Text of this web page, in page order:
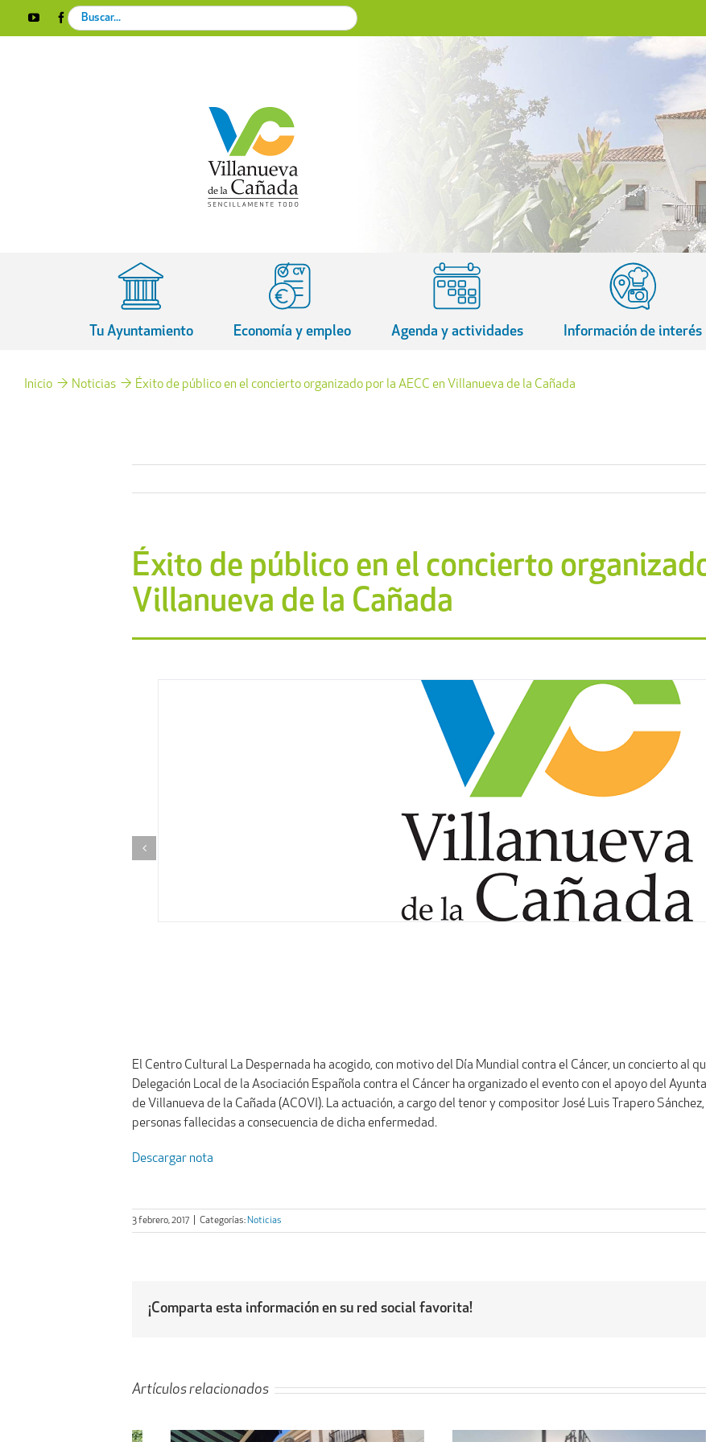
YouTubeFacebookInstagram
X
Search
for:
Tu Ayuntamiento Economía y empleo Agenda y actividades Información de interés
Inicio Noticias Éxito de público en el concierto organizado por la AECC en Villanueva de la Cañada
Éxito de público en el concierto
Villanueva de la Cañada
El Centro Cultural La Despernada ha acogido, con motivo del Día Mundial contra el Cáncer, un concierto al
Delegación Local de la Asociación Española contra el Cáncer ha organizado el evento con el apoyo del
de Villanueva de la Cañada (ACOVI). La actuación, a cargo del tenor y compositor José Luis Trapero
personas fallecidas a consecuencia de dicha enfermedad.
Descargar nota
3 febrero, 2017 Categorías: Noticias
¡Comparta esta información en su red social favorita!
Artículos relacionados